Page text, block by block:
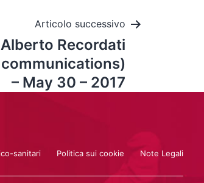
Articolo successivo
Recordati
– May 30 – 2017
sanitari Politica sui cookie Note Legali